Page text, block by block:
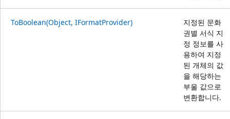
ToBoolean(Object, IFormatProvider)
지정된 문화
권별 서식 지
정 정보를 사
용하여 지정
된 개체의 값
을 해당하는
부울 값으로
변환합니다.